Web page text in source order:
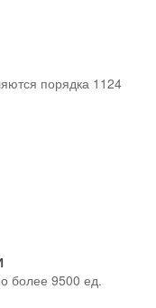
порядка 1124
более 9500 ед.